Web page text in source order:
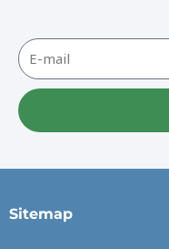
Sitemap